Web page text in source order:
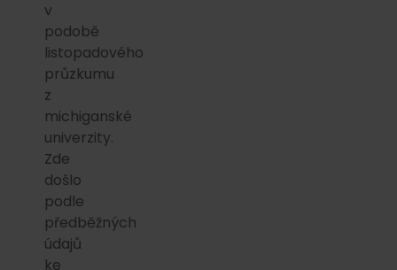
v
podobě
listopadového
průzkumu
z
michiganské
univerzity.
Zde
došlo
podle
předběžných
údajů
ke